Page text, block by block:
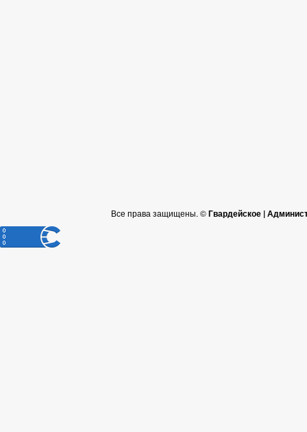
Все права защищены. ©Гвардейское |